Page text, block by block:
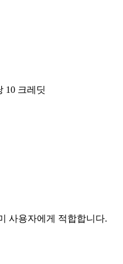
10 크레딧
사용자에게 적합합니다.